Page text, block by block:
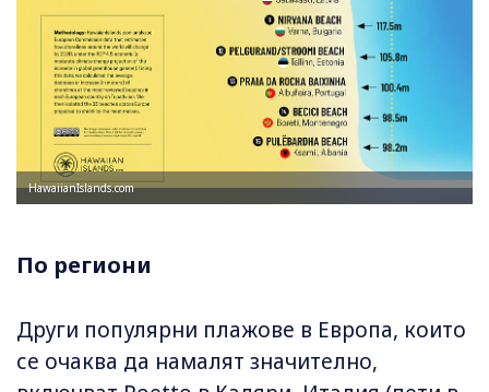
HawaiianIslands.com
По региони
Други популярни плажове в Европа, които
се очаква да намалят значително,